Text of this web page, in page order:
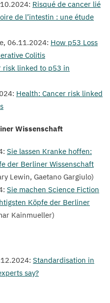
10.2024: Risqué de cancer lié
de l’intestin : une étude
06.11.2024: How p53 Loss
Colitis
risk linked to p53 in
: Health: Cancer risk linked
Wissenschaft
: Sie lassen Kranke hoffen:
der Berliner Wissenschaft
Lewin, Gaetano Gargiulo)
: Sie machen Science Fiction
Köpfe der Berliner
Kainmueller)
12.2024: Standardisation in
say?